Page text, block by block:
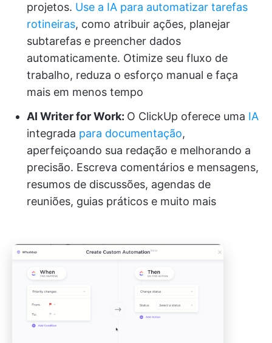
projetos. Use a IA para automatizar tarefas
rotineiras, como atribuir ações, planejar
subtarefas e preencher dados
automaticamente. Otimize seu fluxo de
trabalho, reduza o esforço manual e faça
mais em menos tempo
AI Writer for Work: O ClickUp oferece uma IA
integrada para documentação,
aperfeiçoando sua redação e melhorando a
precisão. Escreva comentários e mensagens,
resumos de discussões, agendas de
reuniões, guias práticos e muito mais